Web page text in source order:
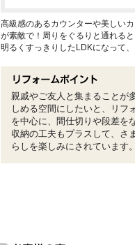
高級感のあるカウンターや美しい
が素敵で！周りをぐるりと通れる
明るくすっきりしたLDKになって
親戚やご友人と集まることが
しめる空間にしたいと、リフ
を中心に、間仕切りや段差を
収納の工夫もプラスして、さ
らしを楽しみにされています。